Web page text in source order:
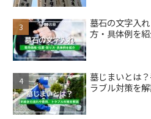
墓石の文字入
方・具体例を
墓じまいとは
ラブル対策を